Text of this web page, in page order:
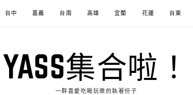
台中 嘉義 台南 高雄 宜蘭 花蓮 台東
YASS集合啦！
一群喜愛吃喝玩樂的執著份子